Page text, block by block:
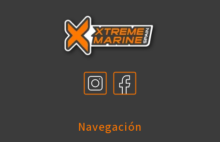
Navegación